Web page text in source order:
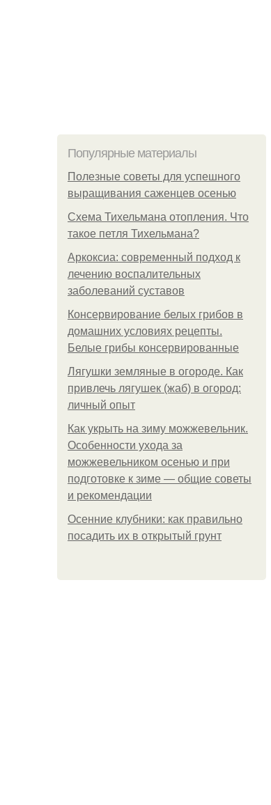
Популярные материалы
Полезные советы для успешного
выращивания саженцев осенью
Схема Тихельмана отопления. Что
такое петля Тихельмана?
Аркоксиа: современный подход к
лечению воспалительных
заболеваний суставов
Консервирование белых грибов в
домашних условиях рецепты.
Белые грибы консервированные
Лягушки земляные в огороде. Как
привлечь лягушек (жаб) в огород:
личный опыт
Как укрыть на зиму можжевельник.
Особенности ухода за
можжевельником осенью и при
подготовке к зиме — общие советы
и рекомендации
Осенние клубники: как правильно
посадить их в открытый грунт